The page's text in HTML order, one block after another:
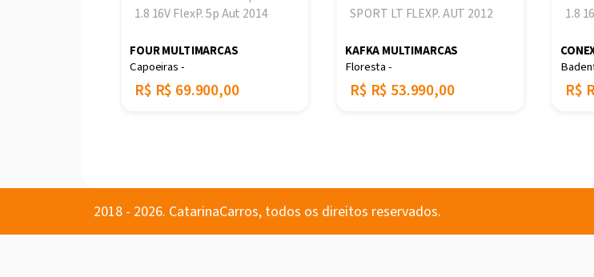
1.8 16V FlexP. 5p Aut 2014
R$ R$ 69.900,00
FOUR MULTIMARCAS
Capoeiras -
SPORT LT FLEXP. AUT 2012
R$ R$ 53.990,00
KAFKA MULTIMARCAS
Floresta -
1.8
R$
2018 - 2026. CatarinaCarros, todos os direitos reservados.